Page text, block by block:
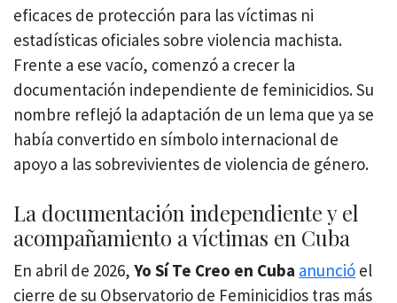
eficaces de protección para las víctimas ni
estadísticas oficiales sobre violencia machista.
Frente a ese vacío, comenzó a crecer la
documentación independiente de feminicidios. Su
nombre reflejó la adaptación de un lema que ya se
había convertido en símbolo internacional de
apoyo a las sobrevivientes de violencia de género.
La documentación independiente y el
acompañamiento a víctimas en Cuba
En abril de 2026, Yo Sí Te Creo en Cuba anunció el
cierre de su Observatorio de Feminicidios tras más